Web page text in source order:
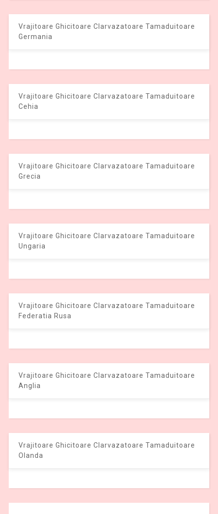
Vrajitoare Ghicitoare Clarvazatoare Tamaduitoare
Germania
Vrajitoare Ghicitoare Clarvazatoare Tamaduitoare
Cehia
Vrajitoare Ghicitoare Clarvazatoare Tamaduitoare
Grecia
Vrajitoare Ghicitoare Clarvazatoare Tamaduitoare
Ungaria
Vrajitoare Ghicitoare Clarvazatoare Tamaduitoare
Federatia Rusa
Vrajitoare Ghicitoare Clarvazatoare Tamaduitoare
Anglia
Vrajitoare Ghicitoare Clarvazatoare Tamaduitoare
Olanda